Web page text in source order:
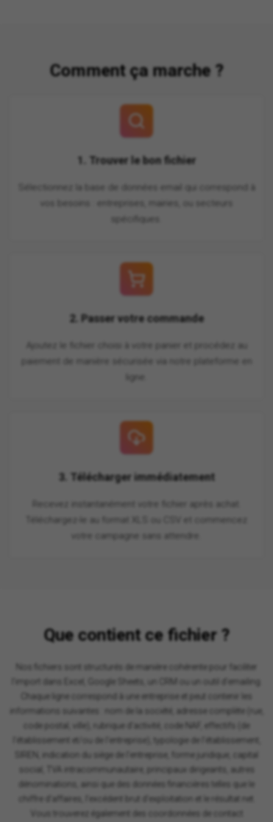
Comment ça marche ?
1. Trouver le bon fichier
Sélectionnez la base de données email qui correspond à
vos besoins : entreprises, mairies, ou secteurs
spécifiques.
2. Passer votre commande
Ajoutez le fichier choisi à votre panier et procédez au
paiement de manière sécurisée via notre plateforme en
ligne.
3. Télécharger immédiatement
Recevez instantanément votre fichier après achat.
Téléchargez-le au format XLS ou CSV et commencez
votre campagne sans attendre.
Que contient ce fichier ?
Nos fichiers sont structurés de manière cohérente pour faciliter
l'import dans Excel, Google Sheets, un CRM ou un outil d'emailing.
Chaque ligne correspond à une entreprise et peut contenir les
informations suivantes : nom de la société, adresse complète (rue,
code postal, ville), rubrique d'activité, code NAF, effectifs (de
l'établissement et/ou de l'entreprise), typologie de l'établissement,
SIREN, indication du siège de l'entreprise, forme juridique, capital
social, TVA intracommunautaire, principaux dirigeants, autres
dénominations, ainsi que des données financières telles que le
chiffre d'affaires, l'excédent brut d'exploitation et le résultat net.
Vous trouverez également des coordonnées de contact